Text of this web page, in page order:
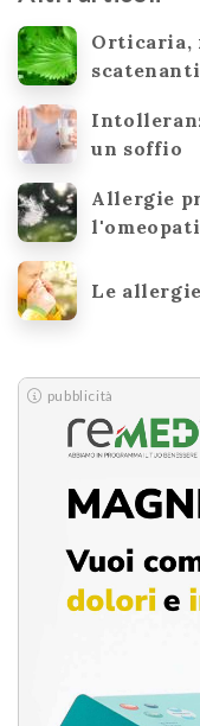
Orticaria,
scatenanti
un soffio
Allergie
Le
pubblicità